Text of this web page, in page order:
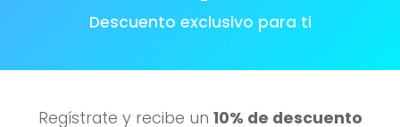
Descuento exclusivo para ti
Regístrate y recibe un 10% de descuento